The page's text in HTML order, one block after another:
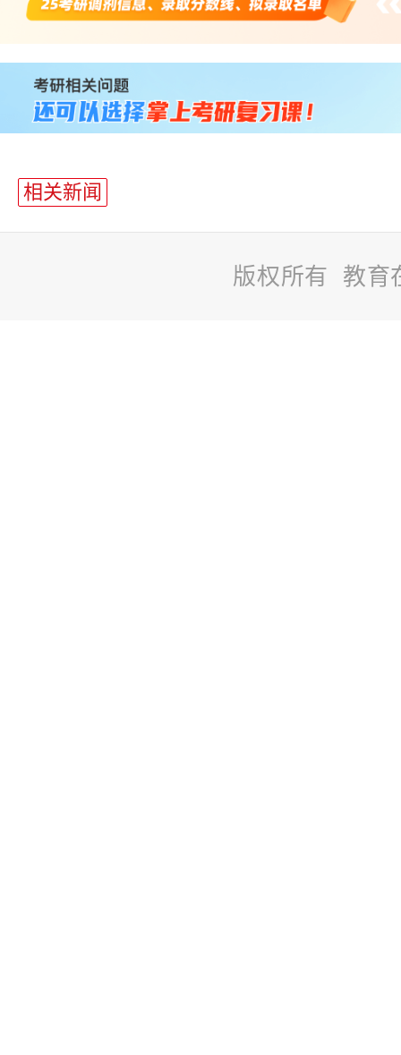
相关新闻
版权所有 教育